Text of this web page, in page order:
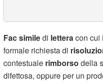
Fac similedi letteracon
formale richiesta di
contestuale rimborso della
difettosa, oppure per un